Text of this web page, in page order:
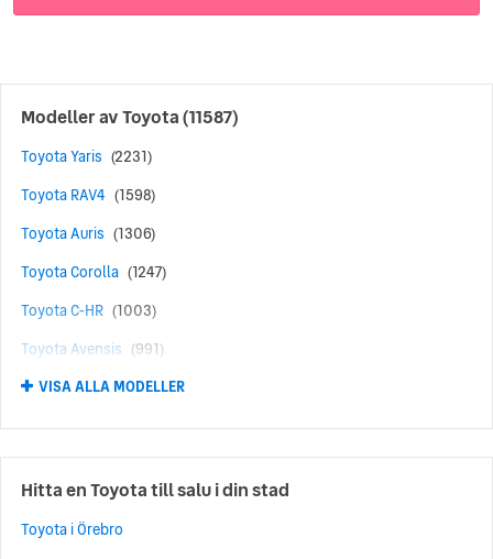
Modeller avToyota(11587)
Toyota Yaris (2231)
Toyota RAV4 (1598)
Toyota Auris (1306)
Toyota Corolla (1247)
Toyota C-HR (1003)
Toyota Avensis (991)
Toyota Aygo (637)
Toyota Prius (490)
Toyota Yaris Cross (355)
Toyota Verso (277)
Toyota bZ4X (265)
VISA ALLA MODELLER
Hitta en Toyota till salu i din stad
Toyota i Örebro